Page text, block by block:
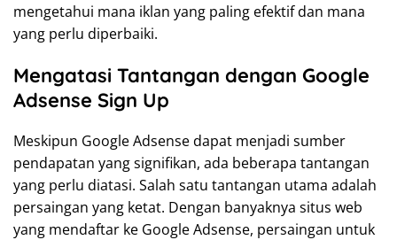
mengetahui mana iklan yang paling efektif dan mana
yang perlu diperbaiki.
Mengatasi Tantangan dengan Google
Adsense Sign Up
Meskipun Google Adsense dapat menjadi sumber
pendapatan yang signifikan, ada beberapa tantangan
yang perlu diatasi. Salah satu tantangan utama adalah
persaingan yang ketat. Dengan banyaknya situs web
yang mendaftar ke Google Adsense, persaingan untuk